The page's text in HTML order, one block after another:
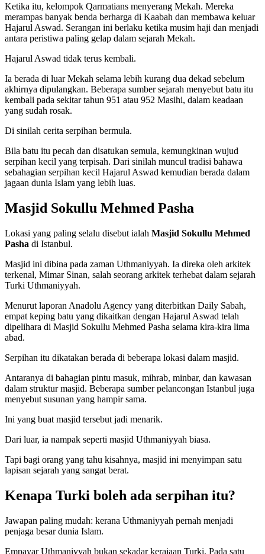
Ketika itu, kelompok Qarmatians menyerang Mekah. Mereka
merampas banyak benda berharga di Kaabah dan membawa keluar
Hajarul Aswad. Serangan ini berlaku ketika musim haji dan menjadi
antara peristiwa paling gelap dalam sejarah Mekah.
Hajarul Aswad tidak terus kembali.
Ia berada di luar Mekah selama lebih kurang dua dekad sebelum
akhirnya dipulangkan. Beberapa sumber sejarah menyebut batu itu
kembali pada sekitar tahun 951 atau 952 Masihi, dalam keadaan
yang sudah rosak.
Di sinilah cerita serpihan bermula.
Bila batu itu pecah dan disatukan semula, kemungkinan wujud
serpihan kecil yang terpisah. Dari sinilah muncul tradisi bahawa
sebahagian serpihan kecil Hajarul Aswad kemudian berada dalam
jagaan dunia Islam yang lebih luas.
Masjid Sokullu Mehmed Pasha
Lokasi yang paling selalu disebut ialah Masjid Sokullu Mehmed
Pasha di Istanbul.
Masjid ini dibina pada zaman Uthmaniyyah. Ia direka oleh arkitek
terkenal, Mimar Sinan, salah seorang arkitek terhebat dalam sejarah
Turki Uthmaniyyah.
Menurut laporan Anadolu Agency yang diterbitkan Daily Sabah,
empat keping batu yang dikaitkan dengan Hajarul Aswad telah
dipelihara di Masjid Sokullu Mehmed Pasha selama kira-kira lima
abad.
Serpihan itu dikatakan berada di beberapa lokasi dalam masjid.
Antaranya di bahagian pintu masuk, mihrab, minbar, dan kawasan
dalam struktur masjid. Beberapa sumber pelancongan Istanbul juga
menyebut susunan yang hampir sama.
Ini yang buat masjid tersebut jadi menarik.
Dari luar, ia nampak seperti masjid Uthmaniyyah biasa.
Tapi bagi orang yang tahu kisahnya, masjid ini menyimpan satu
lapisan sejarah yang sangat berat.
Kenapa Turki boleh ada serpihan itu?
Jawapan paling mudah: kerana Uthmaniyyah pernah menjadi
penjaga besar dunia Islam.
Empayar Uthmaniyyah bukan sekadar kerajaan Turki. Pada satu